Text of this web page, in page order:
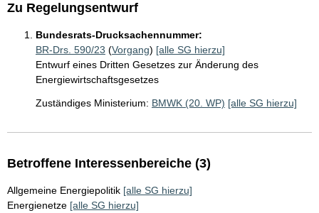
Zu Regelungsentwurf
Bundesrats-Drucksachennummer:
BR-Drs. 590/23 (Vorgang) [alle SG hierzu]
Entwurf eines Dritten Gesetzes zur Änderung des
Energiewirtschaftsgesetzes
Zuständiges Ministerium: BMWK (20. WP) [alle SG hierzu]
Betroffene Interessenbereiche (3)
Allgemeine Energiepolitik [alle SG hierzu]
Energienetze [alle SG hierzu]